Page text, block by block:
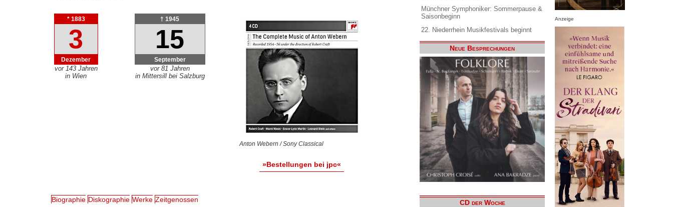
* 1883
3
Dezember
vor 143 Jahren
in Wien
† 1945
15
September
vor 81 Jahren
in Mittersill bei Salzburg
Anton Webern / Sony Classical
»Bestellungen bei jpc«
Biographie Diskographie Werke Zeitgenossen
Münchner Symphoniker: Sommerpause &
Saisonbeginn
22. Niederrhein Musikfestivals beginnt
Neue Besprechungen
CD der Woche
Anzeige